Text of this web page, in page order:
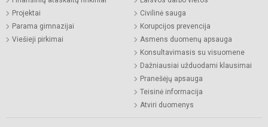
Projektai
Parama gimnazijai
Viešieji pirkimai
Civilinė sauga
Korupcijos prevencija
Asmens duomenų apsauga
Konsultavimasis su visuomene
Dažniausiai užduodami klausimai
Pranešėjų apsauga
Teisinė informacija
Atviri duomenys